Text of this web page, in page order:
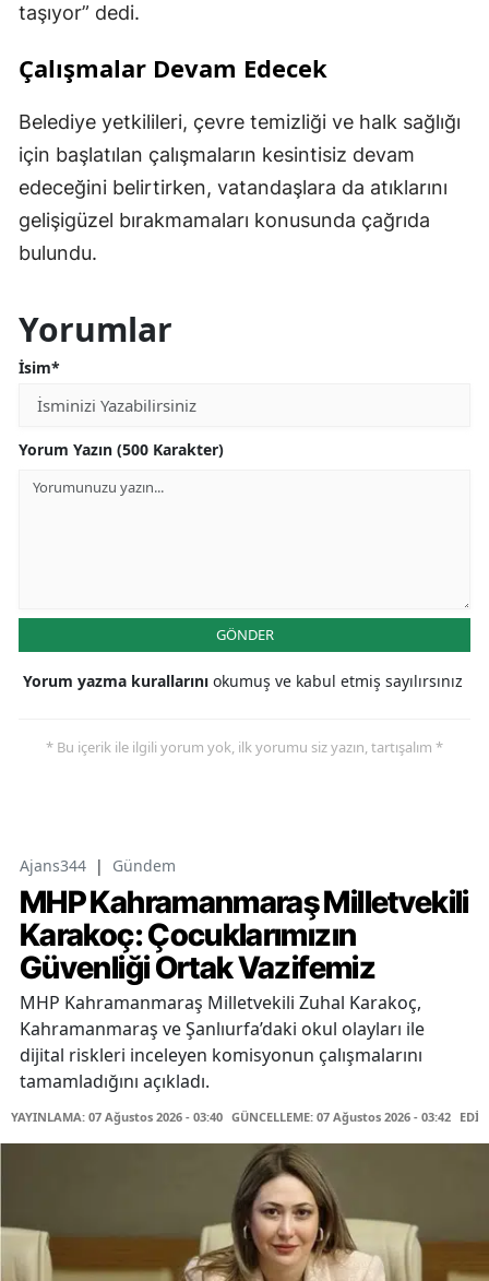
taşıyor” dedi.
Çalışmalar Devam Edecek
Belediye yetkilileri, çevre temizliği ve halk sağlığı
için başlatılan çalışmaların kesintisiz devam
edeceğini belirtirken, vatandaşlara da atıklarını
gelişigüzel bırakmamaları konusunda çağrıda
bulundu.
Yorumlar
İsim*
Yorum Yazın (500 Karakter)
GÖNDER
Yorum yazma kurallarını okumuş ve kabul etmiş sayılırsınız
* Bu içerik ile ilgili yorum yok, ilk yorumu siz yazın, tartışalım *
Ajans344 | Gündem
MHP Kahramanmaraş Milletvekili
Karakoç: Çocuklarımızın
Güvenliği Ortak Vazifemiz
MHP Kahramanmaraş Milletvekili Zuhal Karakoç,
Kahramanmaraş ve Şanlıurfa’daki okul olayları ile
dijital riskleri inceleyen komisyonun çalışmalarını
tamamladığını açıkladı.
YAYINLAMA: 07 Ağustos 2026 - 03:40 GÜNCELLEME: 07 Ağustos 2026 - 03:42